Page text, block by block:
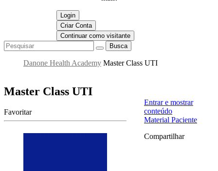
Login
Criar Conta
Continuar como visitante
Busca
Danone Health Academy Master Class UTI
Master Class UTI
Favoritar
Entrar e mostrar
conteúdo
Material Paciente
Compartilhar